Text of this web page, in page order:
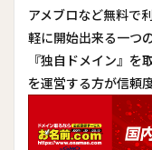
アメブロなど無料で
軽に開始出来る一つ
『独自ドメイン』を
を運営する方が信頼